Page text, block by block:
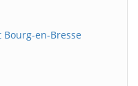
en-Bresse